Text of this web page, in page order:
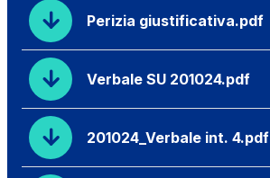
Perizia giustificativa.pdf
Verbale SU 201024.pdf
201024_Verbale int. 4.pdf